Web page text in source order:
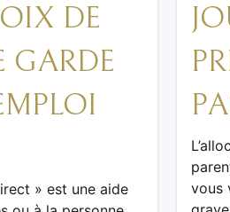
DE
GARDE
» est une aide
vous